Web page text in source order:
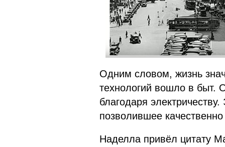
Одним словом, жизнь
технологий вошло в быт.
благодаря
позволившее
Наделла привёл цитату